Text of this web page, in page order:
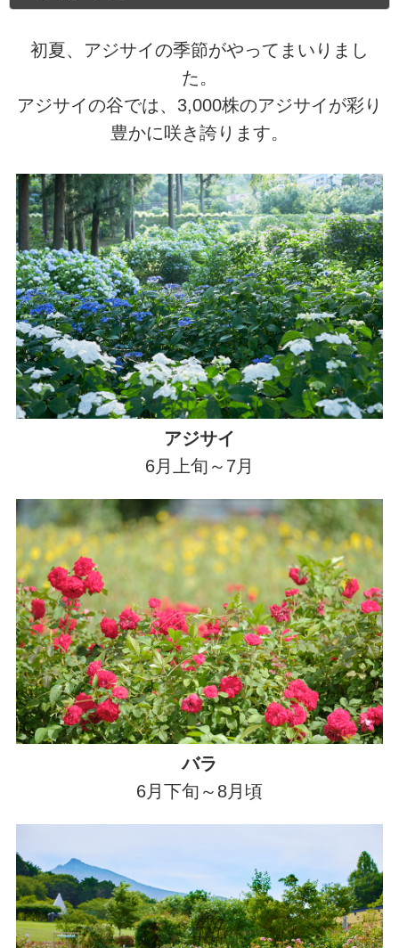
初夏、アジサイの季節がやってまいりまし
た。
アジサイの谷では、3,000株のアジサイが彩り
豊かに咲き誇ります。
アジサイ
6月上旬～7月
バラ
6月下旬～8月頃